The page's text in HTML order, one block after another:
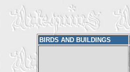
BIRDS AND BUILDINGS